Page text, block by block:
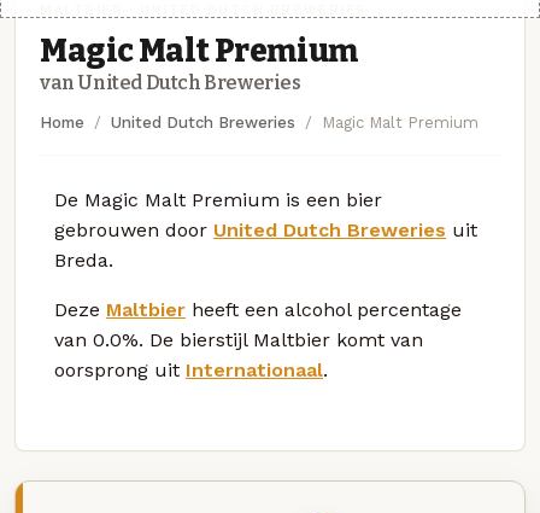
Magic Malt Premium
van United Dutch Breweries
Home United Dutch Breweries Magic Malt Premium
De Magic Malt Premium is een bier
gebrouwen door United Dutch Breweries uit
Breda.
Deze Maltbier heeft een alcohol percentage
van 0.0%. De bierstijl Maltbier komt van
oorsprong uit Internationaal.